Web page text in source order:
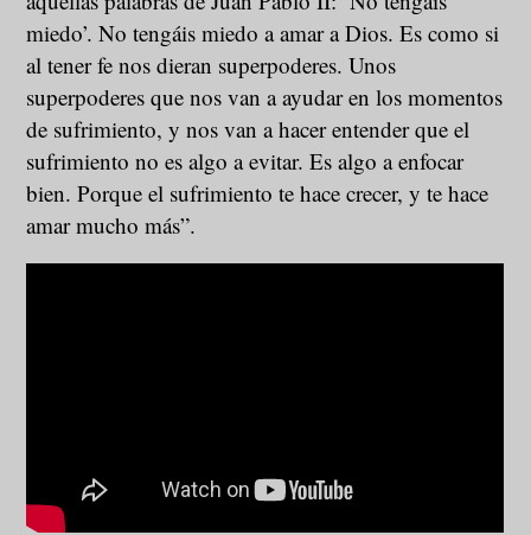
miedo’. No tengáis miedo a amar a Dios. Es como si
al tener fe nos dieran superpoderes. Unos
superpoderes que nos van a ayudar en los momentos
de sufrimiento, y nos van a hacer entender que el
sufrimiento no es algo a evitar. Es algo a enfocar
bien. Porque el sufrimiento te hace crecer, y te hace
amar mucho más”.